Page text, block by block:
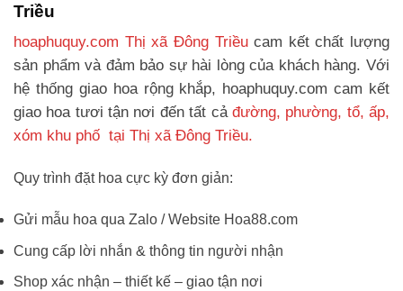
Triều
hoaphuquy.com Thị xã Đông Triềucam kết chất lượng
sản phẩm và đảm bảo sự hài lòng của khách hàng. Với
hệ thống giao hoa rộng khắp, hoaphuquy.com cam kết
giao hoa tươi tận nơi đến tất cả đường, phường, tổ, ấp,
xóm khu phố tại Thị xã Đông Triều.
Quy trình đặt hoa cực kỳ đơn giản:
Gửi mẫu hoa qua Zalo / Website Hoa88.com
Cung cấp lời nhắn & thông tin người nhận
Shop xác nhận – thiết kế – giao tận nơi